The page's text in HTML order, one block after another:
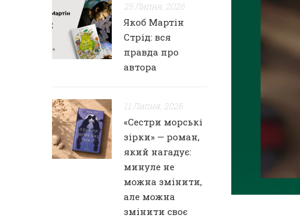
25 Липня, 2026
Якоб Мартін
Стрід: вся
правда про
автора
11 Липня, 2026
«Сестри морські
зірки» — роман,
який нагадує:
минуле не
можна змінити,
але можна
змінити своє